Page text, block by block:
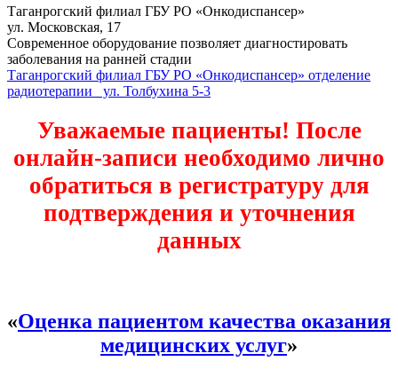
Таганрогский филиал ГБУ РО «Онкодиспансер»
ул. Московская, 17
Современное оборудование позволяет диагностировать
заболевания на ранней стадии
Таганрогский филиал ГБУ РО «Онкодиспансер» отделение
радиотерапии ул. Толбухина 5-3
Уважаемые пациенты! После
онлайн-записи необходимо лично
обратиться в регистратуру для
подтверждения и уточнения
данных
«Оценка пациентом качества оказания
медицинских услуг»